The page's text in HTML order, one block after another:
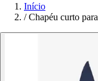
Início
/ Chapéu curto